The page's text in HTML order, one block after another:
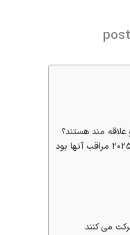
مند هستند؟
می کنند